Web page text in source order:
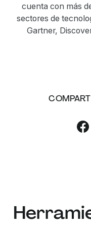
cuenta con más
sectores de
Gartner,